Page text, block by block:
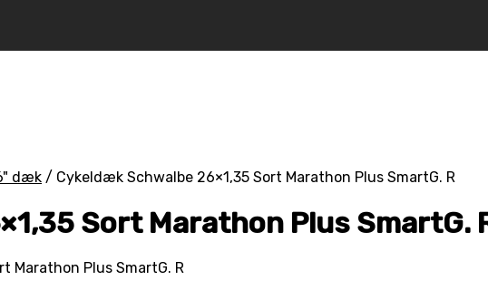
dæk / Cykeldæk Schwalbe 26×1,35 Sort Marathon Plus SmartG. R
Sort Marathon Plus SmartG.
Marathon Plus SmartG. R